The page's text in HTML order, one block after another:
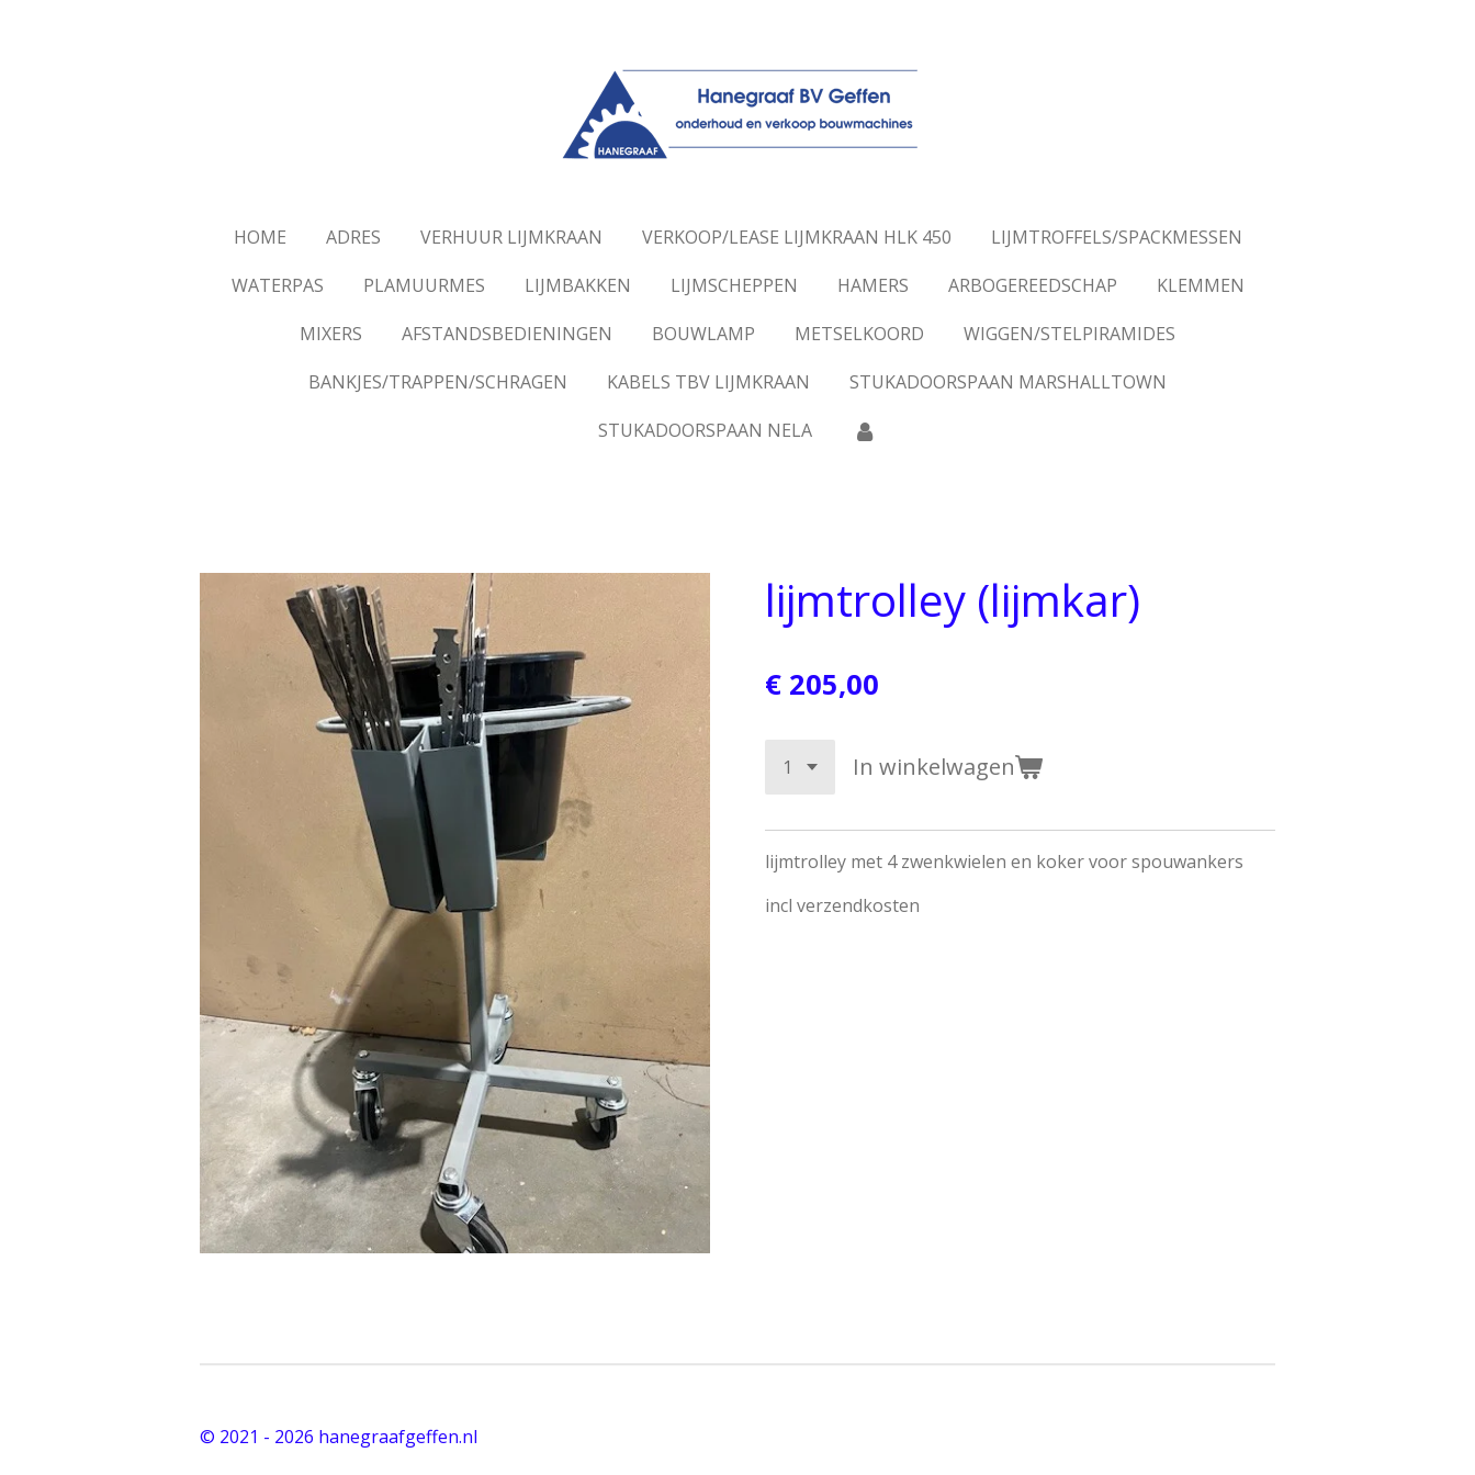
HOME ADRES VERHUUR LIJMKRAAN VERKOOP/LEASE LIJMKRAAN HLK 450
LIJMTROFFELS/SPACKMESSEN
WATERPAS
PLAMUURMES LIJMBAKKEN LIJMSCHEPPEN HAMERS ARBOGEREEDSCHAP
KLEMMEN
MIXERS
AFSTANDSBEDIENINGEN BOUWLAMP METSELKOORD
WIGGEN/STELPIRAMIDES
BANKJES/TRAPPEN/SCHRAGEN
KABELS TBV LIJMKRAAN
STUKADOORSPAAN MARSHALLTOWN
STUKADOORSPAAN NELA
lijmtrolley (lijmkar)
€ 205,00
In winkelwagen
lijmtrolley met 4 zwenkwielen en koker voor spouwankers
incl verzendkosten
© 2021 - 2026 hanegraafgeffen.nl